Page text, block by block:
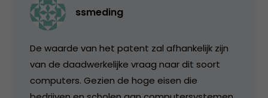
ssmeding
De waarde van het patent zal afhankelijk zijn
van de daadwerkelijke vraag naar dit soort
computers. Gezien de hoge eisen die